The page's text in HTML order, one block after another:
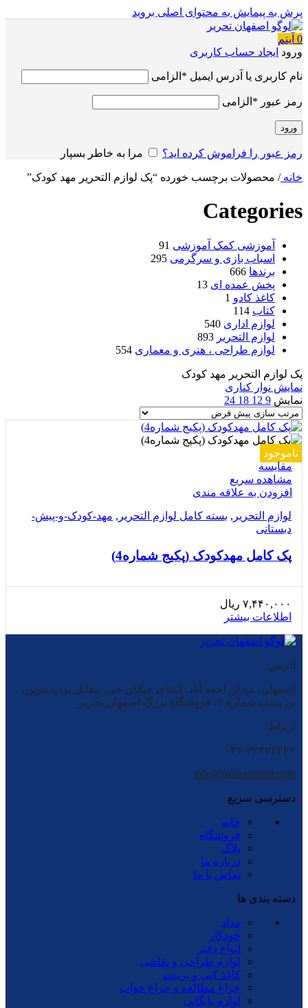
پرش به پیمایش به محتوای اصلی بروید
0 آیتم
ورود ایجاد حساب کاربری
نام کاربری یا آدرس ایمیل * الزامی
رمز عبور * الزامی
ورود
رمز عبور را فراموش کرده اید؟ مرا به خاطر بسپار
خانه/ محصولات برچسب خورده “پک لوازم التحریر مهد کودک”
Categories
آموزشی کمک آموزشی 91
اسباب بازی و سرگرمی 295
برندها 666
پخش عمده ای 13
کاغذ کادو 1
کتاب 114
لوازم اداری 540
لوازم التحریر 893
لوازم طراحی ، هنری و معماری 554
پک لوازم التحریر مهد کودک
نمایش نوار کناری
نمایش 9
12
18
24
ناموجود
مقایسه
مشاهده سریع
افزودن به علاقه مندی
لوازم التحریر , بسته کامل لوازم التحریر , مهد-کودک-و-پیش-
دبستانی
پک کامل مهدکودک (پکیج شماره4)
۷,۴۴۰,۰۰۰ ریال
اطلاعات بیشتر
آدرس:
اصفهان، میدان احمد آباد، ابتدای خیابان جی، مقابل پمپ بنزین،
بن بست شماره ۲، فروشگاه بزرگ اصفهان تحریر
ارتباط:
۰۳۱-۳۲۲۲۲۲۲۲
info@isfahantahrir.com
دسترسی سریع
خانه
فروشگاه
بلاگ
درباره ما
تماس با ما
دسته بندی ها
مداد
خودکار
انواع دفتر
لوازم طراحی و نقاشی
کاغذ کپی و پرینت
چراغ مطالعه و چراغ خواب
لوازم بایگانی